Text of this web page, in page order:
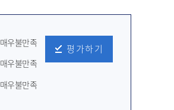
매우불만족
매우불만족
매우불만족
평가하기